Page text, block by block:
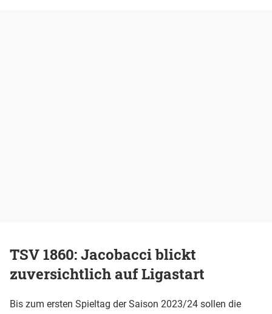
TSV 1860: Jacobacci blickt
zuversichtlich auf Ligastart
Bis zum ersten Spieltag der Saison 2023/24 sollen die